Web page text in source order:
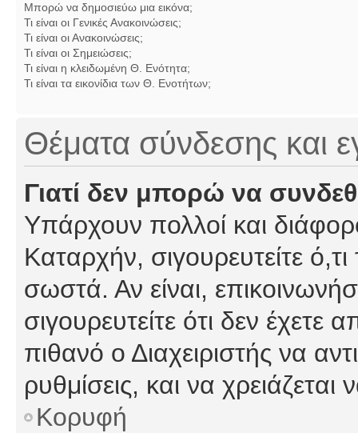
Μπορώ να δημοσιεύω μια εικόνα;
Τι είναι οι Γενικές Ανακοινώσεις;
Τι είναι οι Ανακοινώσεις;
Τι είναι οι Σημειώσεις;
Τι είναι η κλειδωμένη Θ. Ενότητα;
Τι είναι τα εικονίδια των Θ. Ενοτήτων;
Θέματα σύνδεσης και
Γιατί δεν μπορώ να
Υπάρχουν πολλοί και
Καταρχήν, σιγουρευτείτε
σωστά. Αν είναι,
σιγουρευτείτε ότι δεν έχετε
πιθανό ο Διαχειριστής να
ρυθμίσεις, και να χρειάζεται
Κορυφή